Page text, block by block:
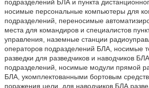
подразделений БЛА и пункта
носимые персональные компьютеры для
подразделений, переносимые
места для командиров и специалистов
управления, наземные станции
операторов подразделений БЛА, носимые
разведки для разведчиков и наводчиков
подразделений, носимые модули прямой
БЛА, укомплектованными бортовым
поражения цели, для наводчиков БЛА